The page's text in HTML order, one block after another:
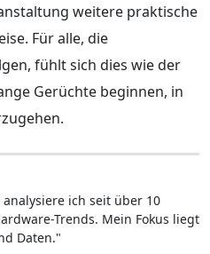
weitere praktische
Für alle, die
fühlt sich dies wie der
Gerüchte beginnen, in
analysiere ich seit über 10
Trends. Mein Fokus liegt
Daten."